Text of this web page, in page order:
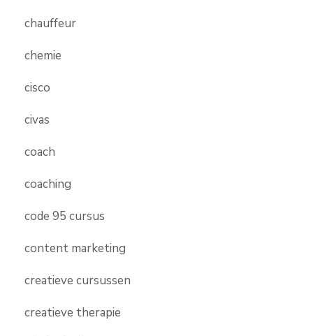
chauffeur
chemie
cisco
civas
coach
coaching
code 95 cursus
content marketing
creatieve cursussen
creatieve therapie